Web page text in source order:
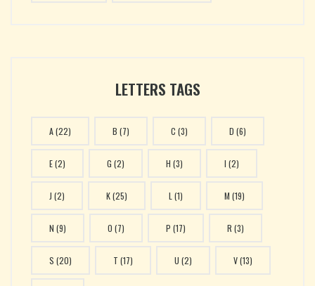
LETTERS TAGS
A(22) B (7) C (3) D (6)
E(2) G (2) H (3) I (2)
J (2) K(25) L (1) M (19)
N (9) O (7) P (17) R (3)
S (20) T (17) U (2) V(13)